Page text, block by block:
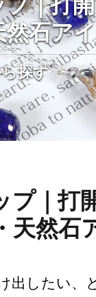
石ア
探す
プ｜打
天然石
出したい、